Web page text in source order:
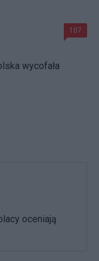
107
wycofała
oceniają